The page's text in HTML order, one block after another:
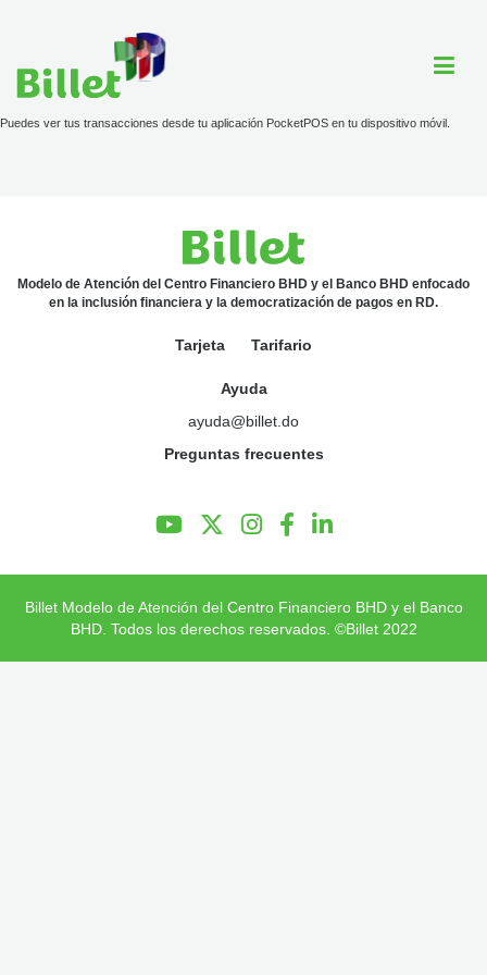
Ayuda
Preguntas Frecuentes
Puedes ver tus transacciones desde tu aplicación PocketPOS en tu dispositivo móvil.
Modelo de Atención del Centro Financiero BHD y el Banco BHD enfocado
en la inclusión financiera y la democratización de pagos en RD.
Tarjeta Tarifario
Ayuda
ayuda@billet.do
Preguntas frecuentes
Billet Modelo de Atención del Centro Financiero BHD y el Banco
BHD. Todos los derechos reservados. ©Billet 2022